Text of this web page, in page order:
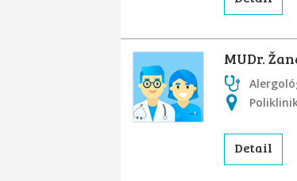
MUDr.
Detail